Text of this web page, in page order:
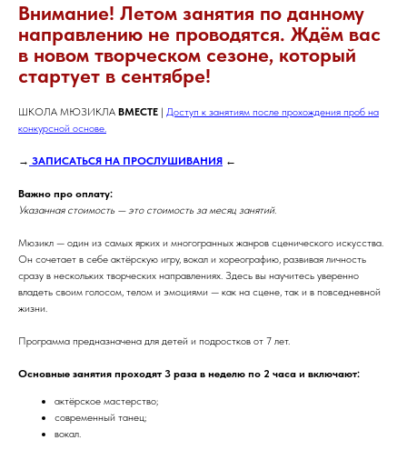
Внимание! Летом занятия по данному
направлению не проводятся. Ждём вас
в новом творческом сезоне, который
стартует в сентябре!
ШКОЛА МЮЗИКЛА ВМЕСТЕ | Доступ к занятиям после прохождения проб на
конкурсной основе.
→ ЗАПИСАТЬСЯ НА ПРОСЛУШИВАНИЯ ←
Важно про оплату:
Указанная стоимость — это стоимость за месяц занятий.
Мюзикл — один из самых ярких и многогранных жанров сценического искусства.
Он сочетает в себе актёрскую игру, вокал и хореографию, развивая личность
сразу в нескольких творческих направлениях. Здесь вы научитесь уверенно
владеть своим голосом, телом и эмоциями — как на сцене, так и в повседневной
жизни.
Программа предназначена для детей и подростков от 7 лет.
Основные занятия проходят 3 раза в неделю по 2 часа и включают:
актёрское мастерство;
современный танец;
вокал.